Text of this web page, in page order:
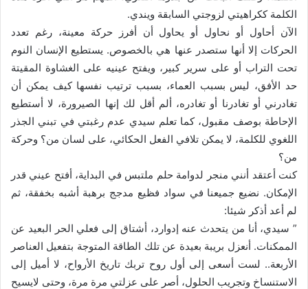
الكلمة ككراهيتي لزوجتي السابقة ويندي.
الآن أحاول أو نحاول أو يحاول أن أفرز حركة معينة، رغم تعدد
الحركات إلا أنها ستصدر عنها هي بالخصوص. يستطيع الإنسان النوم
تحت التراب أو على سرير كبير، ويفتح عينيه على الغشاوة المقيتة
حد الأفق، ليس بسبب العماء، بسبب ترتيب نفسها كيف يمكن أن
تغادرني أو تغادرنا أو تغادره، ألم أقل لك إنها الصيرورة، لا أستطيع
الإحاطة بوصف مقبول، كما تعلم سيدي عدم رغبتي في تبني الجذر
اللغوي للكلمة، لا يمكن تلافي الفعل الحكائي، على لسان من؟ وحركة
من؟
كنت أعتقد أنني منجر لدوامة حلم ملتبس في البداية، أفتح عيني قدر
الإمكان. نضيع جميعنا في سواد فظيع مدجج برهبة أشبه بخفقة، ثم
لم أعد أذكر شيئا:
” سيدي، أنا من يتحدث عنه إدوارد، أشتاق إلى فعلي الحر البعيد عن
الممكنات. أنعزل بريبة بعيدة عن تلك الطاقة المتوجة بتفعيل العناصر
الأربعة.. لست أسعى إلى أول روح تربك تاريخ الأرواح، لا أميل إلى
الاستنساخ وتجريب الحلول، أصر على عزلتي مرة مرة، وحتى لايسيح